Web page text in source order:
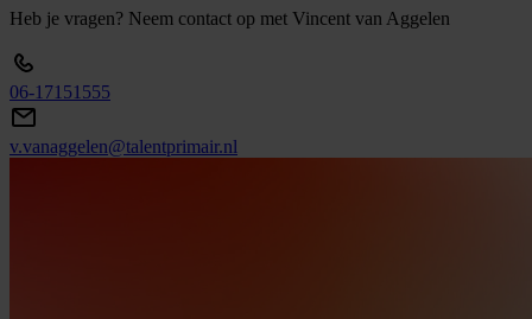
Heb je vragen? Neem contact op met Vincent van Aggelen
06-17151555
v.vanaggelen@talentprimair.nl